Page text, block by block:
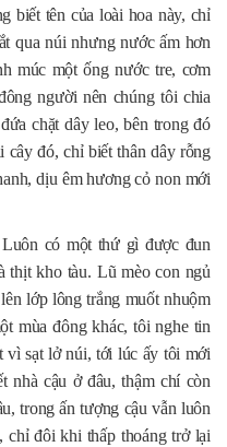
biết tên của loài hoa này, chỉ
qua núi nhưng nước ấm hơn
múc một ống nước tre, cơm
người nên chúng tôi chia
chặt dây leo, bên trong đó
cây đó, chỉ biết thân dây rỗng
dịu êm hương cỏ non mới
có một thứ gì được đun
thịt kho tàu. Lũ mèo con ngủ
lớp lông trắng muốt nhuộm
mùa đông khác, tôi nghe tin
vì sạt lở núi, tới lúc ấy tôi mới
nhà cậu ở đâu, thậm chí còn
trong ấn tượng cậu vẫn luôn
chỉ đôi khi thấp thoáng trở lại